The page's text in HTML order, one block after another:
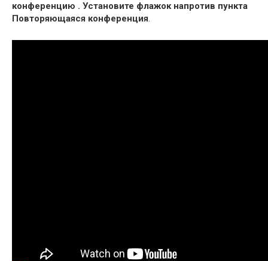
конференцию . Установите флажок напротив пункта
Повторяющаяся конференция.